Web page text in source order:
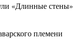
«Длинные стены»
племени